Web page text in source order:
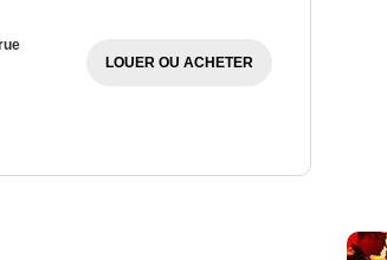
LOUER OU ACHETER